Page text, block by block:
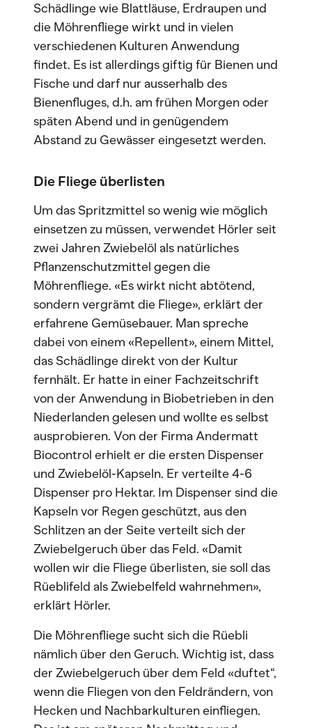
Schädlinge wie Blattläuse, Erdraupen und
die Möhrenfliege wirkt und in vielen
verschiedenen Kulturen Anwendung
findet. Es ist allerdings giftig für Bienen und
Fische und darf nur ausserhalb des
Bienenfluges, d.h. am frühen Morgen oder
späten Abend und in genügendem
Abstand zu Gewässer eingesetzt werden.
Die Fliege überlisten
Um das Spritzmittel so wenig wie möglich
einsetzen zu müssen, verwendet Hörler seit
zwei Jahren Zwiebelöl als natürliches
Pflanzenschutzmittel gegen die
Möhrenfliege. «Es wirkt nicht abtötend,
sondern vergrämt die Fliege», erklärt der
erfahrene Gemüsebauer. Man spreche
dabei von einem «Repellent», einem Mittel,
das Schädlinge direkt von der Kultur
fernhält. Er hatte in einer Fachzeitschrift
von der Anwendung in Biobetrieben in den
Niederlanden gelesen und wollte es selbst
ausprobieren. Von der Firma Andermatt
Biocontrol erhielt er die ersten Dispenser
und Zwiebelöl-Kapseln. Er verteilte 4-6
Dispenser pro Hektar. Im Dispenser sind die
Kapseln vor Regen geschützt, aus den
Schlitzen an der Seite verteilt sich der
Zwiebelgeruch über das Feld. «Damit
wollen wir die Fliege überlisten, sie soll das
Rüeblifeld als Zwiebelfeld wahrnehmen»,
erklärt Hörler.
Die Möhrenfliege sucht sich die Rüebli
nämlich über den Geruch. Wichtig ist, dass
der Zwiebelgeruch über dem Feld «duftet“,
wenn die Fliegen von den Feldrändern, von
Hecken und Nachbarkulturen einfliegen.